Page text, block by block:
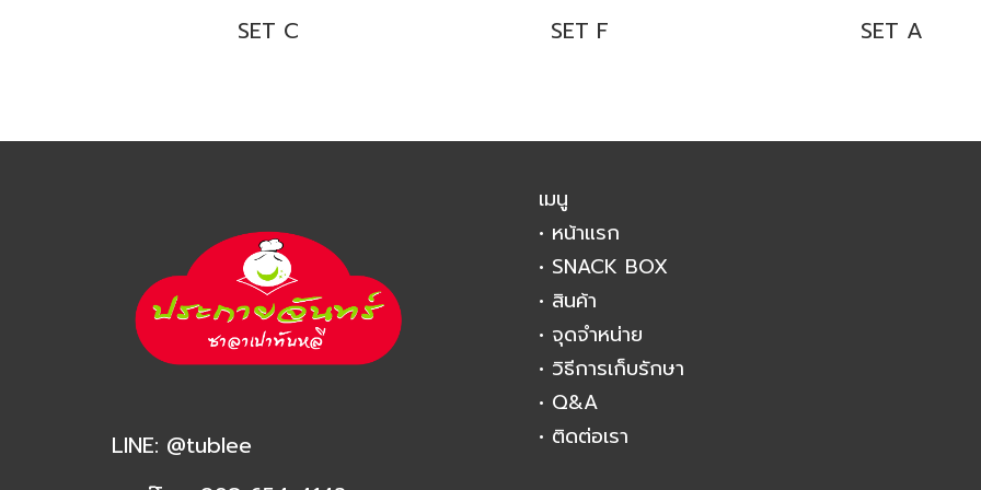
SET C SET F SET A
LINE: @tublee
เมนู
• หน้าแรก
• SNACK BOX
• สินค้า
• จุดจำหน่าย
• วิธีการเก็บรักษา
• Q&A
• ติดต่อเรา